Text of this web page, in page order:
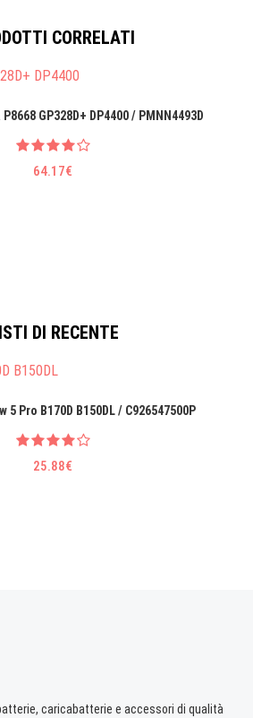
CORRELATI
GP328D+ DP4400 / PMNN4493D
64.17€
DI RECENTE
5 Pro B170D B150DL / C926547500P
25.88€
caricabatterie e accessori di qualità